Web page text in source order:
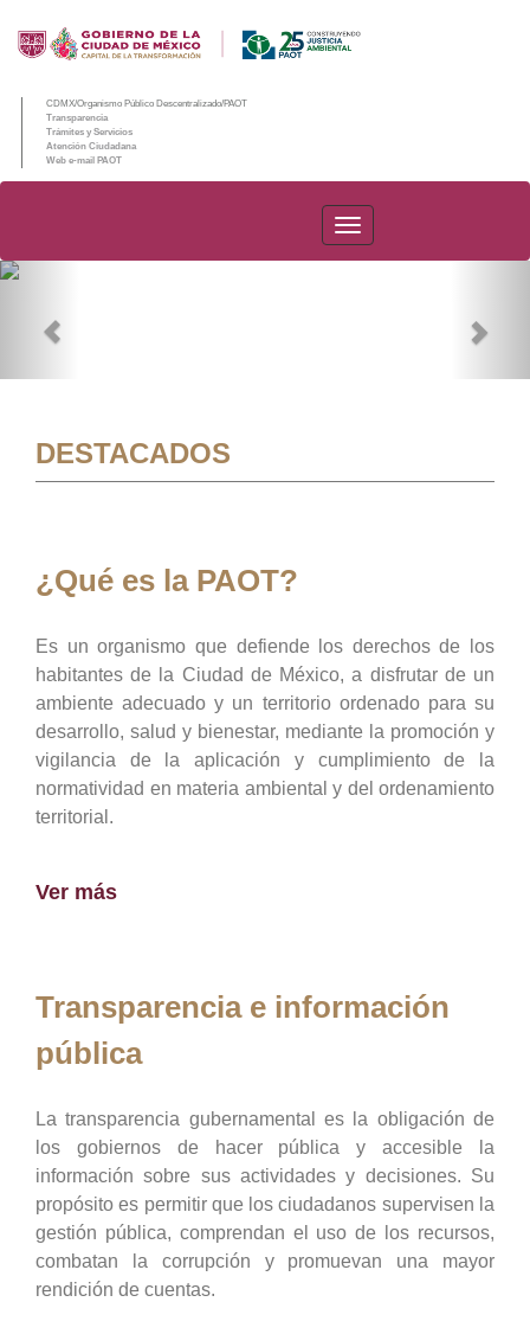
CDMX/Organismo Público Descentralizado/PAOT
Transparencia
Trámites y Servicios
Atención Ciudadana
Web e-mail PAOT
PAOT
DESTACADOS
¿Qué es la PAOT?
Es un organismo que defiende los derechos de los
habitantes de la Ciudad de México, a disfrutar de un
ambiente adecuado y un territorio ordenado para su
desarrollo, salud y bienestar, mediante la promoción y
vigilancia de la aplicación y cumplimiento de la
normatividad en materia ambiental y del ordenamiento
territorial.
Ver más
Transparencia e información
pública
La transparencia gubernamental es la obligación de
los gobiernos de hacer pública y accesible la
información sobre sus actividades y decisiones. Su
propósito es permitir que los ciudadanos supervisen la
gestión pública, comprendan el uso de los recursos,
combatan la corrupción y promuevan una mayor
rendición de cuentas.